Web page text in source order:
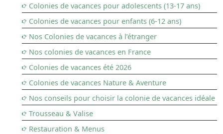
Colonies de vacances pour adolescents (13-17 ans)
Colonies de vacances pour enfants (6-12 ans)
Nos Colonies de vacances à l’étranger
Nos colonies de vacances en France
Colonies de vacances été 2026
Colonies de vacances Nature & Aventure
Nos conseils pour choisir la colonie de vacances idéale
Trousseau & Valise
Restauration & Menus